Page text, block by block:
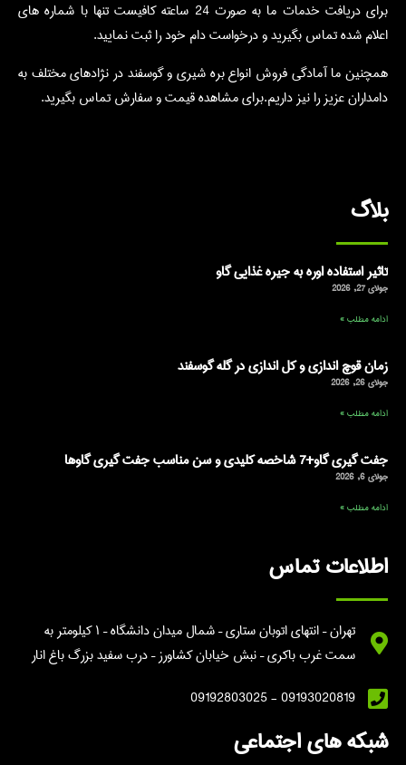
برای دریافت خدمات ما به صورت 24 ساعته کافیست تنها با شماره های
اعلام شده تماس بگیرید و درخواست دام خود را ثبت نمایید.
همچنین ما آمادگی فروش انواع بره شیری و گوسفند در نژادهای مختلف به
دامداران عزیز را نیز داریم.برای مشاهده قیمت و سفارش تماس بگیرید.
بلاگ
تاثیر استفاده اوره به جیره غذایی گاو
جولای 27, 2026
ادامه مطلب »
زمان قوچ اندازی و کل اندازی در گله گوسفند
جولای 26, 2026
ادامه مطلب »
جفت گیری گاو+7 شاخصه کلیدی و سن مناسب جفت گیری گاوها
جولای 6, 2026
ادامه مطلب »
اطلاعات تماس
تهران – انتهای اتوبان ستاری – شمال میدان دانشگاه – ۱ کیلومتر به
سمت غرب باکری – نبش خیابان کشاورز – درب سفید بزرگ باغ انار
09193020819 - 09192803025
شبکه های اجتماعی